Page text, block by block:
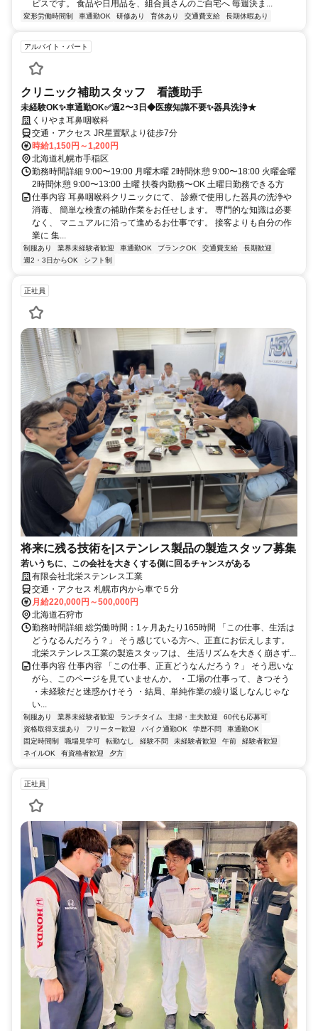
ビスです。 食品や日用品を、組合員さんのご自宅へ 毎週決ま...
変形労働時間制 車通勤OK 研修あり 育休あり 交通費支給 長期休暇あり
アルバイト・パート
クリニック補助スタッフ 看護助手
未経験OK✨車通勤OK✅週2〜3日◆医療知識不要✨器具洗浄★
くりやま耳鼻咽喉科
交通・アクセス JR星置駅より徒歩7分
時給1,150円～1,200円
北海道札幌市手稲区
勤務時間詳細 9:00〜19:00 月曜木曜 2時間休憩 9:00〜18:00 火曜金曜
2時間休憩 9:00〜13:00 土曜 扶養内勤務〜OK 土曜日勤務できる方
仕事内容 耳鼻咽喉科クリニックにて、 診療で使用した器具の洗浄や
消毒、 簡単な検査の補助作業をお任せします。 専門的な知識は必要
なく、 マニュアルに沿って進めるお仕事です。 接客よりも自分の作
業に 集...
制服あり 業界未経験者歓迎 車通勤OK ブランクOK 交通費支給
長期歓迎
週2・3日からOK
シフト制
正社員
将来に残る技術を|ステンレス製品の製造スタッフ募集
若いうちに、この会社を大きくする側に回るチャンスがある
有限会社北栄ステンレス工業
交通・アクセス 札幌市内から車で５分
月給220,000円～500,000円
北海道石狩市
勤務時間詳細 総労働時間：1ヶ月あたり165時間 「この仕事、生活は
どうなるんだろう？」 そう感じている方へ、正直にお伝えします。
北栄ステンレス工業の製造スタッフは、 生活リズムを大きく崩さず...
仕事内容 仕事内容 「この仕事、正直どうなんだろう？」 そう思いな
がら、このページを見ていませんか。 ・工場の仕事って、きつそう
・未経験だと迷惑かけそう ・結局、単純作業の繰り返しなんじゃな
い...
制服あり 業界未経験者歓迎 ランチタイム 主婦・主夫歓迎
60代も応募可
資格取得支援あり
フリーター歓迎 バイク通勤OK 学歴不問
車通勤OK
固定時間制
職場見学可 転勤なし 経験不問 未経験者歓迎 午前
経験者歓迎
ネイルOK
有資格者歓迎 夕方
正社員